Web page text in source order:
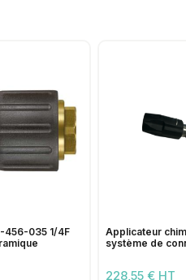
456-035 1/4F
Applicateur
système de
228,55 € HT